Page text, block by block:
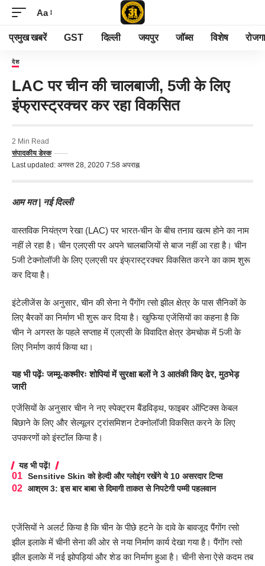
Aa
प्रमुख खबरें GST दिल्ली जयपुर जॉब्स विशेष
देश
LAC पर चीन की चालबाजी, 5जी के लिए
इंफ्रास्ट्रक्चर कर रहा विकसित
Last updated: अगस्त 28, 2020 7:58 अपराह्न
संपादकीय डेस्क
2 Min Read
आम मत | नई दिल्ली
वास्तविक नियंत्रण रेखा (LAC) पर भारत-चीन के बीच तनाव खत्म होने का नाम
नहीं ले रहा है। चीन एलएसी पर अपने चालबाजियों से बाज नहीं आ रहा है। चीन
5जी टेक्नोलॉजी के लिए एलएसी पर इंफ्रास्ट्रक्चर विकसित करने का काम शुरू
कर दिया है।
इंटेलीजेंस के अनुसार, चीन की सेना ने पैंगोंग त्सो झील क्षेत्र के पास सैनिकों के
लिए बैरकों का निर्माण भी शुरू कर दिया है। खुफिया एजेंसियों का कहना है कि
चीन ने अगस्त के पहले सप्ताह में एलएसी के विवादित क्षेत्र डेमचोक में 5जी के
लिए निर्माण कार्य किया था।
यह भी पढ़ेंः जम्मू-कश्मीरः शोपियां में सुरक्षा बलों ने 3 आतंकी किए ढेर, मुठभेड़
जारी
एजेंसियों के अनुसार चीन ने नए स्पेक्ट्रम बैंडविड्थ, फाइबर ऑप्टिक्स केबल
बिछाने के लिए और सेल्यूलर ट्रांसमिशन टेक्नोलॉजी विकसित करने के लिए
उपकरणों को इंस्टॉल किया है।
यह भी पढ़ें!
Sensitive Skin को हेल्दी और ग्लोइंग रखेंगे ये 10 असरदार टिप्स
आश्रम 3: इस बार बाबा से दिमागी ताकत से निपटेगी पम्मी पहलवान
एजेंसियों ने अलर्ट किया है कि चीन के पीछे हटने के दावे के बावजूद पैंगोंग त्सो
झील इलाके में चीनी सेना की ओर से नया निर्माण कार्य देखा गया है। पैंगोंग त्सो
झील इलाके में नई झोपड़ियां और शेड का निर्माण हुआ है। चीनी सेना ऐसे कदम तब